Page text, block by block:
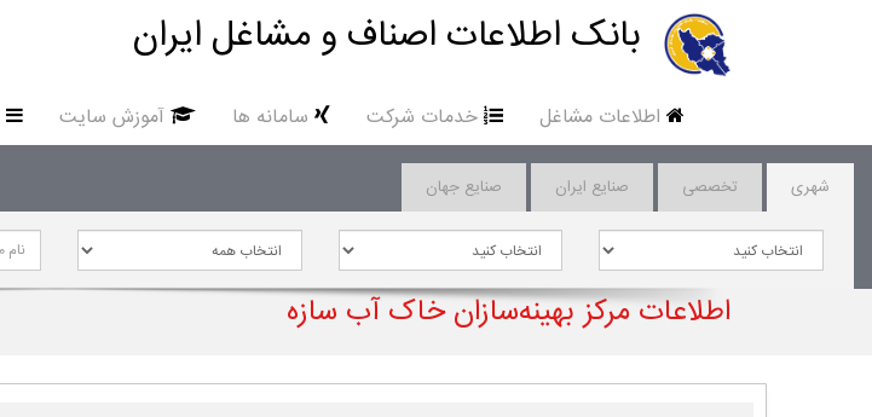
بانک اطلاعات اصناف و مشاغل ایران
اطلاعات مشاغل خدمات شرکت سامانه ها آموزش سایت
شهری تخصصی صنایع ایران صنایع جهان
اطلاعات مرکز بهینه‌سازان خاک آب سازه